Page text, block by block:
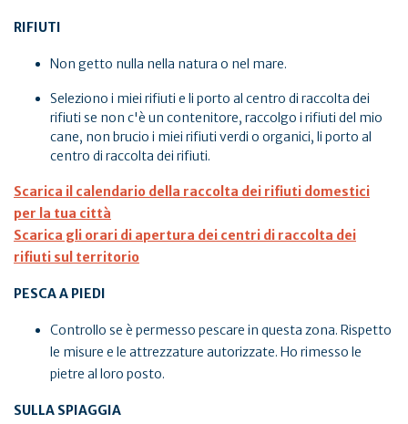
RIFIUTI
Non getto nulla nella natura o nel mare.
Seleziono i miei rifiuti e li porto al centro di raccolta dei
rifiuti se non c'è un contenitore, raccolgo i rifiuti del mio
cane, non brucio i miei rifiuti verdi o organici, li porto al
centro di raccolta dei rifiuti.
Scarica il calendario della raccolta dei rifiuti domestici
per la tua città
Scarica gli orari di apertura dei centri di raccolta dei
rifiuti sul territorio
PESCA A PIEDI
Controllo se è permesso pescare in questa zona. Rispetto
le misure e le attrezzature autorizzate. Ho rimesso le
pietre al loro posto.
SULLA SPIAGGIA